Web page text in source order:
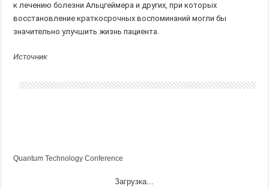
к лечению болезни Альцгеймера и других, при которых
восстановление краткосрочных воспоминаний могли бы
значительно улучшить жизнь пациента.
Источник
Quantum Technology Conference
Загрузка...